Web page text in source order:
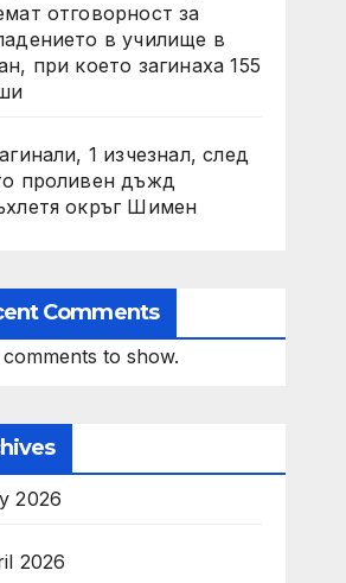
отговорност за
в училище в
при което загинаха 155
1 изчезнал, след
проливен дъжд
окръг Шимен
Comments
to show.
2026
2026